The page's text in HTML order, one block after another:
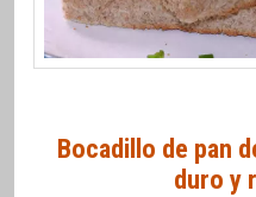
Bocadillo de pan
duro y